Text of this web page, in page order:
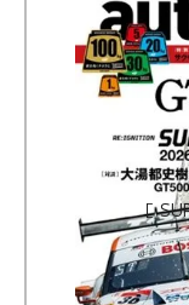
［